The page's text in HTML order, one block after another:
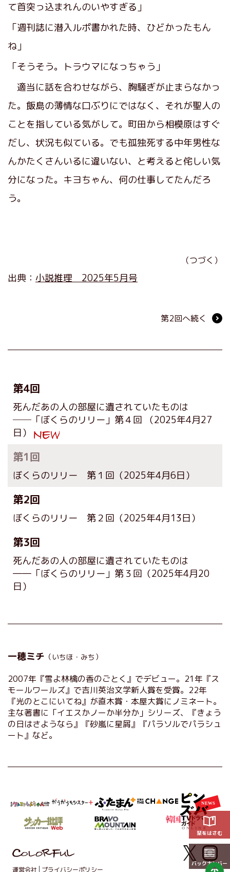
て首突っ込まれんのいやすぎる」
「週刊誌に潜入ルポ書かれた時、ひどかったもん
ね」
「そうそう。トラウマになっちゃう」
適当に話を合わせながら、胸騒ぎが止まらなかっ
た。飯島の薄情な口ぶりにではなく、それが聖人の
ことを指している気がして。町田から相模原はすぐ
だし、状況も似ている。でも孤独死する中年男性な
んかたくさんいるに違いない、と考えると侘しい気
分になった。キヨちゃん、何の仕事してたんだろ
う。
（つづく）
出典： 小説推理 2025年5月号
栞をはさむ
バックナンバー
第2回へ続く
第4回
死んだあの人の部屋に遺されていたものは
──「ぼくらのリリー」第４回
（2025年4月27
日）
第1回
ぼくらのリリー 第１回 （2025年4月6日）
第2回
ぼくらのリリー 第２回 （2025年4月13日）
第3回
死んだあの人の部屋に遺されていたものは
――「ぼくらのリリー」第３回 （2025年4月20
日）
一穂ミチ （いちほ・みち）
2007年『雪よ林檎の香のごとく』でデビュー。21年『ス
モールワールズ』で吉川英治文学新人賞を受賞。22年
『光のとこにいてね』が直木賞・本屋大賞にノミネート。
主な著書に「イエスかノーか半分か」シリーズ、『きょう
の日はさようなら』『砂嵐に星屑』『パラソルでパラシュ
ート』など。
運営会社 プライバシーポリシー